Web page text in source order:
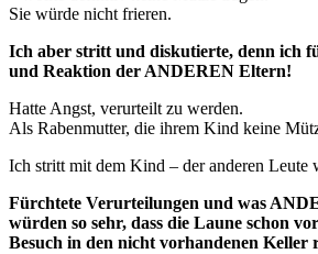
Sie würde nicht frieren.
Ich aber stritt und diskutierte, denn ich
und Reaktion der ANDEREN Eltern!
Hatte Angst, verurteilt zu werden.
Als Rabenmutter, die ihrem Kind keine
Ich stritt mit dem Kind – der anderen Leute
Fürchtete Verurteilungen und was
würden so sehr, dass die Laune schon
Besuch in den nicht vorhandenen Keller